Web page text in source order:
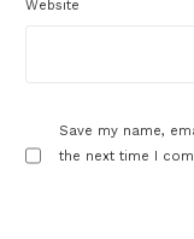
Website
Save my name,
the next time I